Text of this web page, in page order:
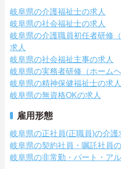
岐阜県の介護福祉士の求人
岐阜県の社会福祉士の求人
岐阜県の介護職員初任者研修
求人
岐阜県の社会福祉主事の求人
岐阜県の実務者研修（ホーム
岐阜県の精神保健福祉士の求人
岐阜県の無資格OKの求人
雇用形態
岐阜県の正社員(正職員)の介護
岐阜県の契約社員・嘱託社員
岐阜県の非常勤・パート・ア